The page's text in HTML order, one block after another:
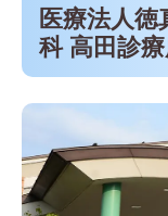
医療法人
科 高田診